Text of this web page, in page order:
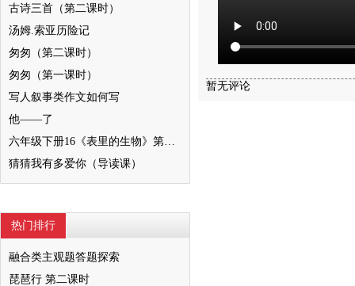
古诗三首（第二课时）
汤姆.索亚历险记
匆匆（第二课时）
匆匆（第一课时）
写人叙事类作文如何写
他——了
六年级下册16《表里的生物》第二课时
猜猜我有多爱你（导读课）
热门排行
融合类主观题答题探索
琵琶行 第二课时
暂无评论